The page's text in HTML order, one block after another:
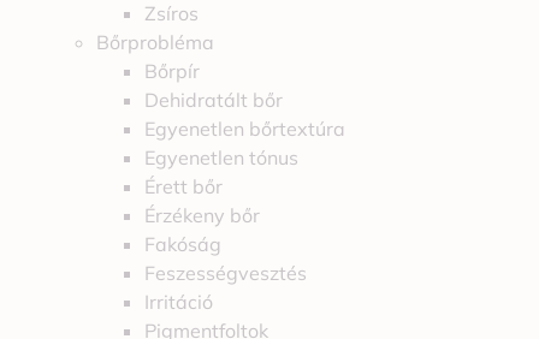
Zsíros
Bőrprobléma
Bőrpír
Dehidratált bőr
Egyenetlen bőrtextúra
Egyenetlen tónus
Érett bőr
Érzékeny bőr
Fakóság
Feszességvesztés
Irritáció
Pigmentfoltok